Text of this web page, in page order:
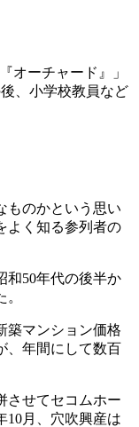
オーチャード』」
、小学校教員など
ものかという思い
よく知る参列者の
和50年代の後半か
築マンション価格
、年間にして数百
させてセコムホー
10月、穴吹興産は